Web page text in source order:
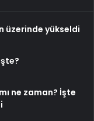
üzerinde yükseldi
ne zaman? İşte